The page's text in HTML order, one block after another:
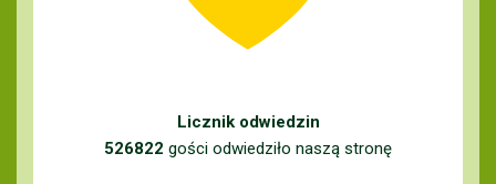
Licznik odwiedzin
526822 gości odwiedziło naszą stronę